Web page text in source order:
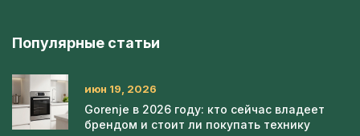
Популярные статьи
июн 19, 2026
Gorenje в 2026 году: кто сейчас владеет
брендом и стоит ли покупать технику